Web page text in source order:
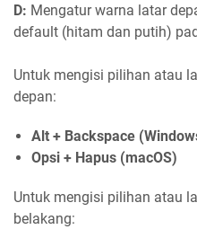
D: Mengatur warna latar
default (hitam dan putih)
Untuk mengisi pilihan atau
depan:
Alt + Backspace
Opsi + Hapus (macOS)
Untuk mengisi pilihan atau
belakang: